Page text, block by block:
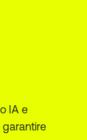
IA e
garantire